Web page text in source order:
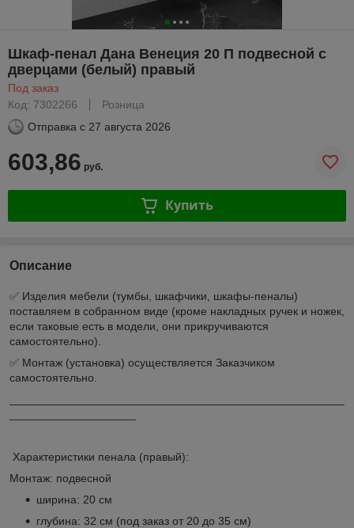
Шкаф-пенал Дана Венеция 20 П подвесной с
дверцами (белый) правый
Под заказ
Код: 7302266
Розница
Отправка с 27 августа 2026
603,86 руб.
Купить
Описание
✅ Изделия мебели (тумбы, шкафчики, шкафы-пеналы)
поставляем в собранном виде (кроме накладных ручек и ножек,
если таковые есть в модели, они прикручиваются
самостоятельно).
✅ Монтаж (установка) осуществляется Заказчиком
самостоятельно.
Характеристики пенала (правый):
Монтаж: подвесной
ширина: 20 см
глубина: 32 см (под заказ от 20 до 35 см)